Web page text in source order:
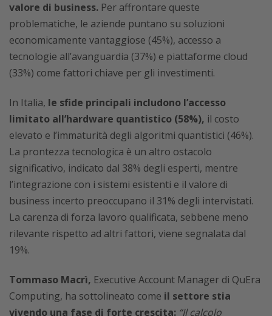
valore di business. Per affrontare queste
problematiche, le aziende puntano su soluzioni
economicamente vantaggiose (45%), accesso a
tecnologie all’avanguardia (37%) e piattaforme cloud
(33%) come fattori chiave per gli investimenti.
In Italia, le sfide principali includono l’accesso
limitato all’hardware quantistico (58%), il costo
elevato e l’immaturità degli algoritmi quantistici (46%).
La prontezza tecnologica è un altro ostacolo
significativo, indicato dal 38% degli esperti, mentre
l’integrazione con i sistemi esistenti e il valore di
business incerto preoccupano il 31% degli intervistati.
La carenza di forza lavoro qualificata, sebbene meno
rilevante rispetto ad altri fattori, viene segnalata dal
19%.
Tommaso Macrì, Executive Account Manager di QuEra
Computing, ha sottolineato come il settore stia
vivendo una fase di forte crescita: “Il calcolo